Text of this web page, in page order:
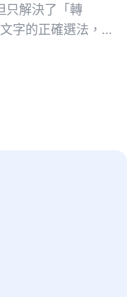
只解決了「轉
字的正確選法，並